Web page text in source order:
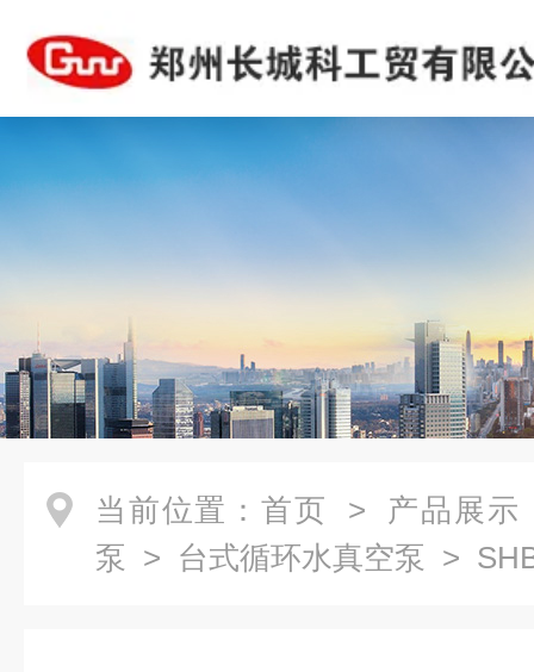
当前位置： 首页 > 产品展示
泵 > 台式循环水真空泵 >